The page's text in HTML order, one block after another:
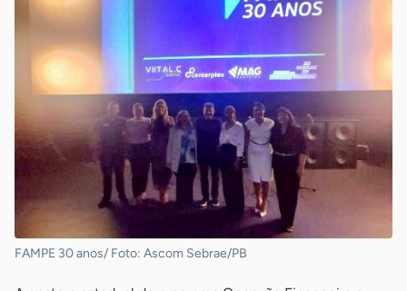
FAMPE 30 anos/ Foto: Ascom Sebrae/PB